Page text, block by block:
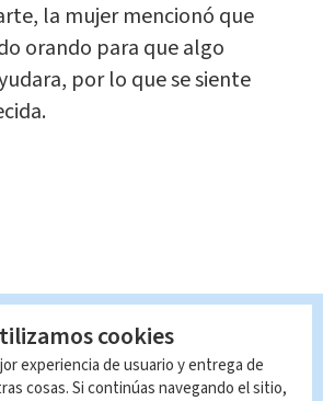
la mujer mencionó que
orando para que algo
por lo que se siente
prohibida la reproducción total o
del contenido de esta página, mismo
cookies
experiencia de usuario y entrega de
cosas. Si continúas navegando el sitio,